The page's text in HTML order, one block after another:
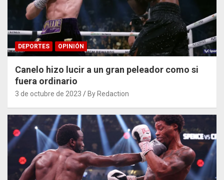
DEPORTES OPINIÓN
Canelo hizo lucir a un gran peleador como si
fuera ordinario
3 de octubre de 2023 By Redaction